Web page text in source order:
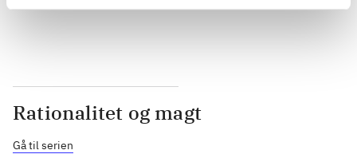
Rationalitet og magt
Gå til serien